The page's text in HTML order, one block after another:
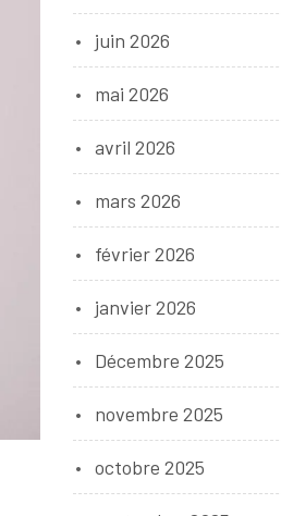
juin 2026
mai 2026
avril 2026
mars 2026
février 2026
janvier 2026
Décembre 2025
novembre 2025
octobre 2025